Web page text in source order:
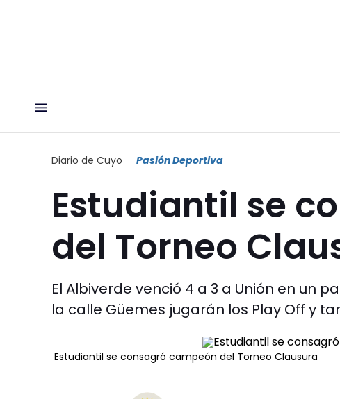
Diario de Cuyo Pasión Deportiva
Estudiantil se
del Torneo
El Albiverde venció 4 a 3 a Unión en un
la calle Güemes jugarán los Play Off y
Estudiantil se consagró campeón del Torneo Clausura